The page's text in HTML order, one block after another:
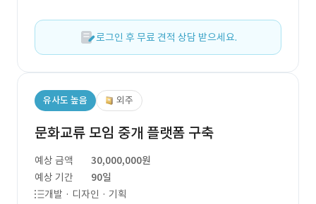
로그인 후 무료 견적 상담 받으세요.
유사도 높음 외주
문화교류 모임 중개 플랫폼 구축
예상 금액
30,000,000원
예상 기간
90일
개발 · 디자인 · 기획